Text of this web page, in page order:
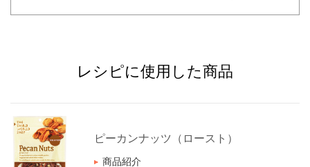
レシピに使用した商品
ピーカンナッツ（ロースト）
商品紹介